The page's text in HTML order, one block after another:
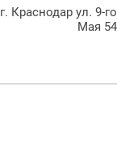
г. Краснодар ул. 9-го
Мая 54